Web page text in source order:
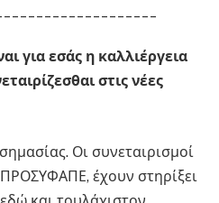
για εσάς η καλλιέργεια
στις νέες
Οι συνεταιρισμοί
έχουν στηρίξει